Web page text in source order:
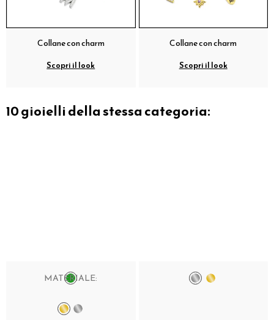
Collane con charm
Scopri il look
Collane con charm
Scopri il look
10 gioielli della stessa categoria:
MATERIALE: